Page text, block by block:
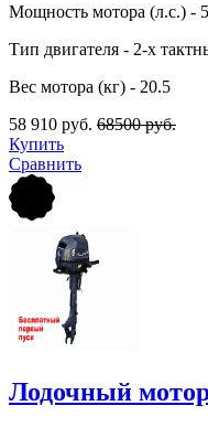
Мощность мотора (л.с.) - 5
Тип двигателя - 2-х
Вес мотора (кг) - 20.5
58 910 руб. 68500 руб.
Купить
Сравнить
Лодочный